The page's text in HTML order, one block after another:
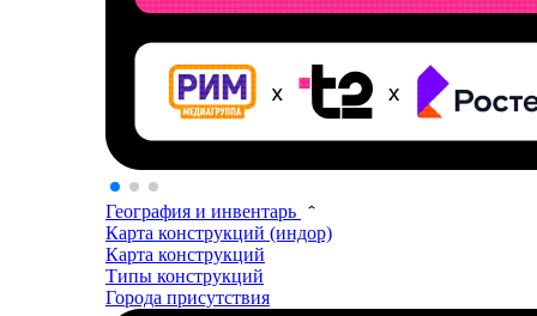
География и инвентарь
Карта конструкций (индор)
Карта конструкций
Типы конструкций
Города присутствия